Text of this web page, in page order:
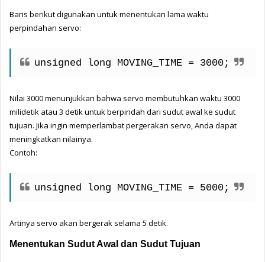
Baris berikut digunakan untuk menentukan lama waktu
perpindahan servo:
unsigned long MOVING_TIME = 3000;
Nilai 3000 menunjukkan bahwa servo membutuhkan waktu 3000
milidetik atau 3 detik untuk berpindah dari sudut awal ke sudut
tujuan. Jika ingin memperlambat pergerakan servo, Anda dapat
meningkatkan nilainya.
Contoh:
unsigned long MOVING_TIME = 5000;
Artinya servo akan bergerak selama 5 detik.
Menentukan Sudut Awal dan Sudut Tujuan